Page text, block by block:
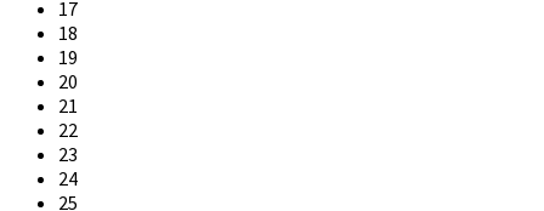
17
18
19
20
21
22
23
24
25